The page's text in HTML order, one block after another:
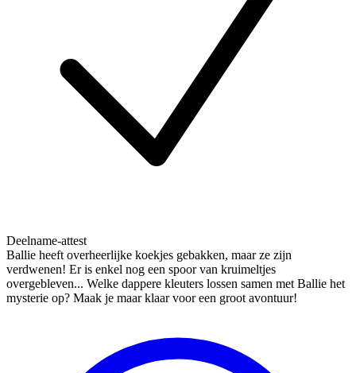
Deelname-attest
Ballie heeft overheerlijke koekjes gebakken, maar ze zijn
verdwenen! Er is enkel nog een spoor van kruimeltjes
overgebleven... Welke dappere kleuters lossen samen met Ballie het
mysterie op? Maak je maar klaar voor een groot avontuur!